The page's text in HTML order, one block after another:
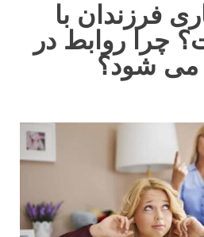
فرزندان با
چرا روابط در
می شود؟